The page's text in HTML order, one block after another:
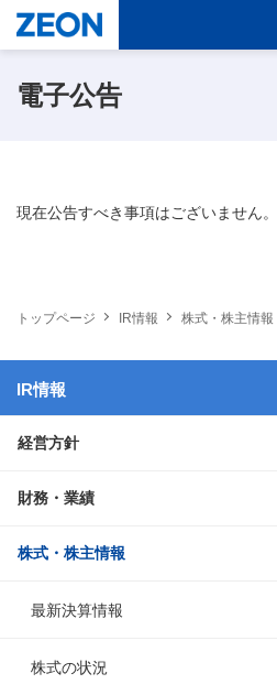
電子公告
トップページ IR情報 株式・株主情報
現在公告すべき事項はございません。
IR情報
経営方針
財務・業績
株式・株主情報
最新決算情報
株式の状況